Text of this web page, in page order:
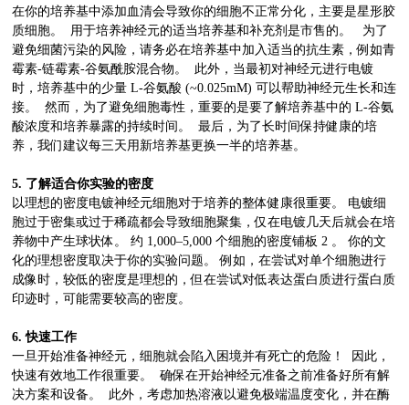
在你的培养基中添加血清会导致你的细胞不正常分化，主要是星形胶
质细胞。 用于培养神经元的适当培养基和补充剂是市售的。 为了
避免细菌污染的风险，请务必在培养基中加入适当的抗生素，例如青
霉素-链霉素-谷氨酰胺混合物。 此外，当最初对神经元进行电镀
时，培养基中的少量 L-谷氨酸 (~0.025mM) 可以帮助神经元生长和连
接。 然而，为了避免细胞毒性，重要的是要了解培养基中的 L-谷氨
酸浓度和培养暴露的持续时间。 最后，为了长时间保持健康的培
养，我们建议每三天用新培养基更换一半的培养基。
5. 了解适合你实验的密度
以理想的密度电镀神经元细胞对于培养的整体健康很重要。 电镀细
胞过于密集或过于稀疏都会导致细胞聚集，仅在电镀几天后就会在培
养物中产生球状体。 约 1,000–5,000 个细胞的密度铺板 2 。 你的文
化的理想密度取决于你的实验问题。 例如，在尝试对单个细胞进行
成像时，较低的密度是理想的，但在尝试对低表达蛋白质进行蛋白质
印迹时，可能需要较高的密度。
6. 快速工作
一旦开始准备神经元，细胞就会陷入困境并有死亡的危险！ 因此，
快速有效地工作很重要。 确保在开始神经元准备之前准备好所有解
决方案和设备。 此外，考虑加热溶液以避免极端温度变化，并在酶